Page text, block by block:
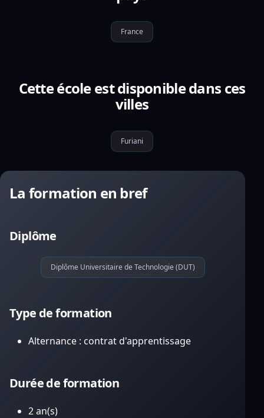
France
Cette école est disponible dans ces
villes
Furiani
La formation en bref
Diplôme
Diplôme Universitaire de Technologie (DUT)
Type de formation
Alternance : contrat d'apprentissage
Durée de formation
2 an(s)